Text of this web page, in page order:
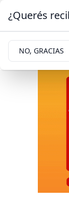
¿Querés
NO, GRACIAS